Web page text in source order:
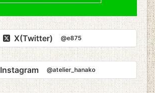
X(Twitter) @e875
Instagram @atelier_hanako